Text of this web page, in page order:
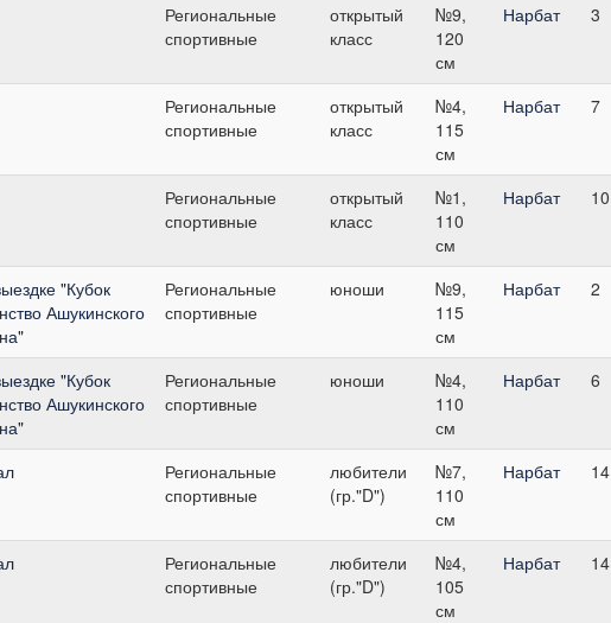
Региональные
спортивные
открытый
класс
№9,
120
см
Нарбат 3
Региональные
спортивные
открытый
класс
№4,
115
см
Нарбат 7
Региональные
спортивные
открытый
класс
№1,
110
см
Нарбат 10
"Кубок
Ашукинского
Региональные
спортивные
юноши
№9,
115
см
Нарбат 2
"Кубок
Ашукинского
Региональные
спортивные
юноши
№4,
110
см
Нарбат 6
Региональные
спортивные
любители
(гр."D")
№7,
110
см
Нарбат 14
Региональные
спортивные
любители
(гр."D")
№4,
105
см
Нарбат 14